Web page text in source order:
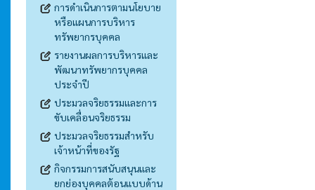
การดำเนินการตามนโยบาย
หรือแผนการบริหาร
ทรัพยากรบุคคล
รายงานผลการบริหารและ
พัฒนาทรัพยากรบุคคล
ประจำปี
ประมวลจริยธรรมและการ
ขับเคลื่อนจริยธรรม
ประมวลจริยธรรมสำหรับ
เจ้าหน้าที่ของรัฐ
กิจกรรมการสนับสนุนและ
ยกย่องบุคคลต้อนแบบด้าน